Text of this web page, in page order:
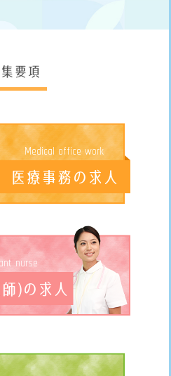
要項
Medical office work
医療事務の求人
nurse
)の求人